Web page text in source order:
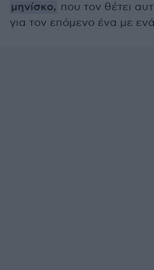
μηνίσκο, που τον θέτει
για τον επόμενο ένα με